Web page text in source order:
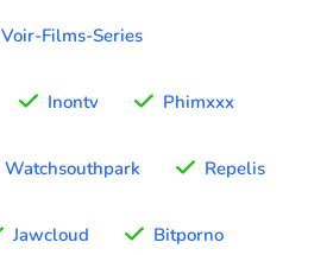
Voir-Films-Series
Inontv Phimxxx
Watchsouthpark Repelis
Jawcloud Bitporno